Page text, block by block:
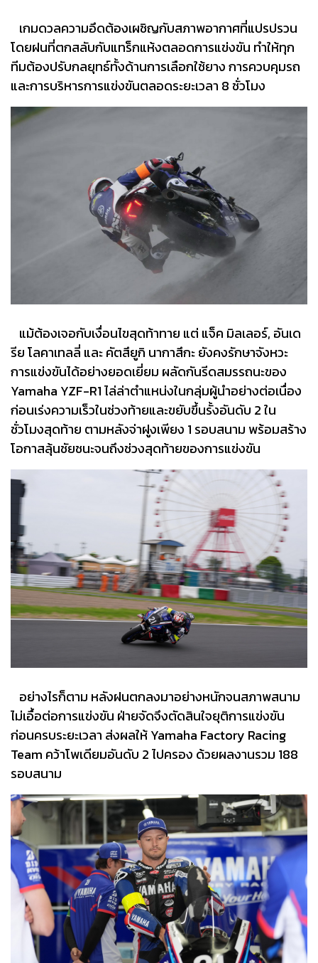
เกมดวลความอึดต้องเผชิญกับสภาพอากาศที่แปรปรวน
โดยฝนที่ตกสลับกับแทร็กแห้งตลอดการแข่งขัน ทำให้ทุก
ทีมต้องปรับกลยุทธ์ทั้งด้านการเลือกใช้ยาง การควบคุมรถ
และการบริหารการแข่งขันตลอดระยะเวลา 8 ชั่วโมง
แม้ต้องเจอกับเงื่อนไขสุดท้าทาย แต่ แจ็ค มิลเลอร์, อันเด
รีย โลคาเทลลี่ และ คัตสึยูกิ นากาสึกะ ยังคงรักษาจังหวะ
การแข่งขันได้อย่างยอดเยี่ยม ผลัดกันรีดสมรรถนะของ
Yamaha YZF-R1 ไล่ล่าตำแหน่งในกลุ่มผู้นำอย่างต่อเนื่อง
ก่อนเร่งความเร็วในช่วงท้ายและขยับขึ้นรั้งอันดับ 2 ใน
ชั่วโมงสุดท้าย ตามหลังจ่าฝูงเพียง 1 รอบสนาม พร้อมสร้าง
โอกาสลุ้นชัยชนะจนถึงช่วงสุดท้ายของการแข่งขัน
อย่างไรก็ตาม หลังฝนตกลงมาอย่างหนักจนสภาพสนาม
ไม่เอื้อต่อการแข่งขัน ฝ่ายจัดจึงตัดสินใจยุติการแข่งขัน
ก่อนครบระยะเวลา ส่งผลให้ Yamaha Factory Racing
Team คว้าโพเดียมอันดับ 2 ไปครอง ด้วยผลงานรวม 188
รอบสนาม